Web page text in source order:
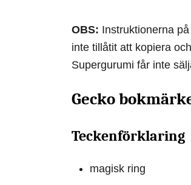
OBS: Instruktionerna
inte tillåtit att kopiera
Supergurumi får inte
Gecko
Teckenförklaring
magisk ring